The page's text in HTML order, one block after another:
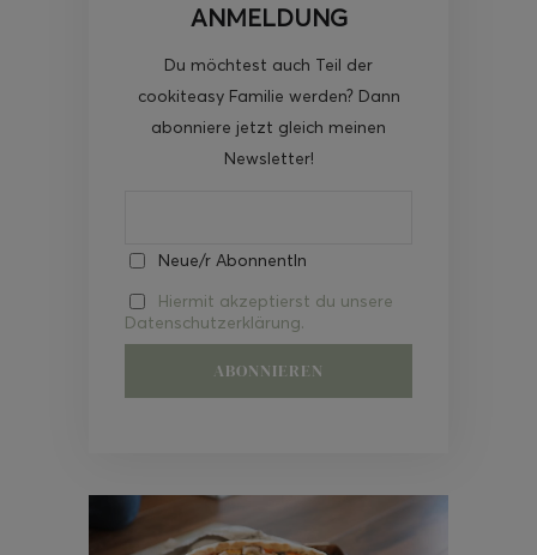
ANMELDUNG
Du möchtest auch Teil der
cookiteasy Familie werden? Dann
abonniere jetzt gleich meinen
Newsletter!
Neue/r AbonnentIn
Hiermit akzeptierst du unsere
Datenschutzerklärung.
Video-